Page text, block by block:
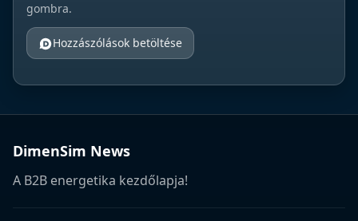
gombra.
Hozzászólások betöltése
DimenSim News
A B2B energetika kezdőlapja!